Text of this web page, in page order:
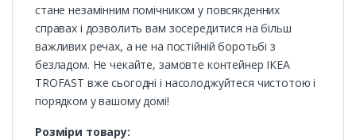
стане незамінним помічником у повсякденних
справах і дозволить вам зосередитися на більш
важливих речах, а не на постійній боротьбі з
безладом. Не чекайте, замовте контейнер ІКЕА
TROFAST вже сьогодні і насолоджуйтеся чистотою і
порядком у вашому домі!
Розміри товару: